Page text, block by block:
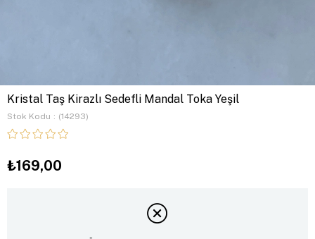
Kristal Taş Kirazlı Sedefli Mandal Toka Yeşil
Stok Kodu (14293)
₺169,00